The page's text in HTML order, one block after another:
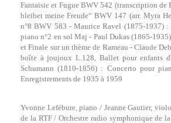
Fantaisie et Fugue BWV 542 (transcription de
bleibet meine Freude“ BWV 147 (arr. Myra
n°8 BWV 583 - Maurice Ravel (1875-1937)
piano n°2 en sol Maj - Paul Dukas (1865-
et Finale sur un thème de Rameau - Claude
boîte à joujoux L.128, Ballet pour enfants
Schumann (1810-1856) : Concerto pour
Enregistrements de 1935 à 1959
Yvonne Lefébure, piano / Jeanne Gautier,
de la RTF / Orchestre radio symphonique de